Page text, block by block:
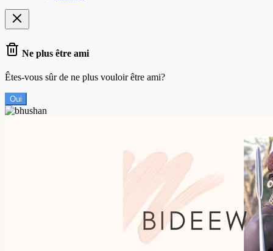
Ne plus être ami
Êtes-vous sûr de ne plus vouloir être ami?
Oui